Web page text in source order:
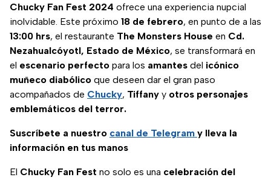
Chucky Fan Fest 2024 ofrece una experiencia nupcial
inolvidable. Este próximo 18 de febrero, en punto de a las
13:00 hrs, el restaurante The Monsters House en Cd.
Nezahualcóyotl, Estado de México, se transformará en
el escenario perfecto para los amantes del icónico
muñeco diabólico que deseen dar el gran paso
acompañados de Chucky, Tiffany y otros personajes
emblemáticos del terror.
Suscríbete a nuestro canal de Telegram y lleva la
información en tus manos
El Chucky Fan Fest no solo es una celebración del